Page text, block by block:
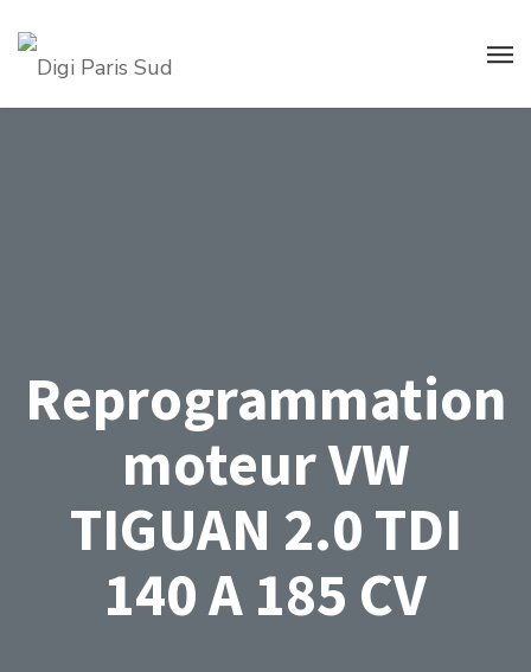
Reprogrammation
moteur VW
TIGUAN 2.0 TDI
140 A 185 CV